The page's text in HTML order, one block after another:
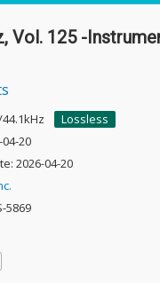
Vol. 125 -
Lossless
20
2026-04-20
5869